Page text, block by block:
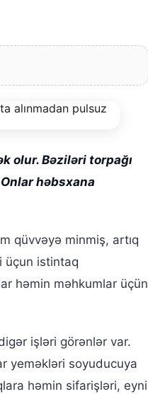
olur. Bəziləri torpağı
həbsxana
qüvvəyə minmiş, artıq
üçun istintaq
həmin məhkumlar üçün
işləri görənlər var.
yeməkləri soyuducuya
həmin sifarişləri, eyni